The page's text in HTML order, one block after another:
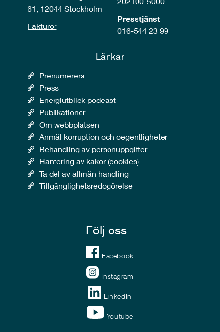
61, 12044 Stockholm
Fakturor
Presstjänst
016-544 23 99
Länkar
Prenumerera
Press
Energiutblick podcast
Publikationer
Om webbplatsen
Anmäl korruption och oegentligheter
Behandling av personuppgifter
Hantering av kakor (cookies)
Ta del av allmän handling
Tillgänglighetsredogörelse
Följ oss
Facebook
Instagram
LinkedIn
Youtube